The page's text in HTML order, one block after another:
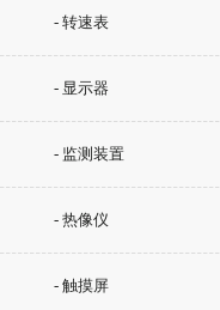
- 转速表
- 显示器
- 监测装置
- 热像仪
- 触摸屏